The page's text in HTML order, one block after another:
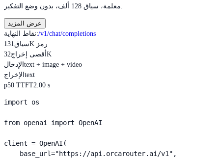
عرض المزيد
نقاط النهاية:/v1/chat/completions
سياق
131K رمز
أقصى إخراج 32K
الإدخال text + image + video
الإخراج text
p50 TTFT2.00 s
import os
from openai import OpenAI
client = OpenAI(
    base_url="https://api.orcarouter.ai/v1",